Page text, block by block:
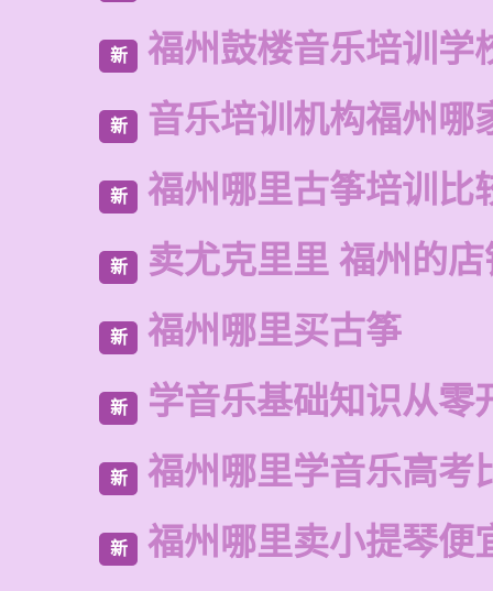
新 福州鼓楼音乐培训学
新 音乐培训机构福州哪
新 福州哪里古筝培训比
新 卖尤克里里 福州的
新 福州哪里买古筝
新 学音乐基础知识从零
新 福州哪里学音乐高考
新 福州哪里卖小提琴便